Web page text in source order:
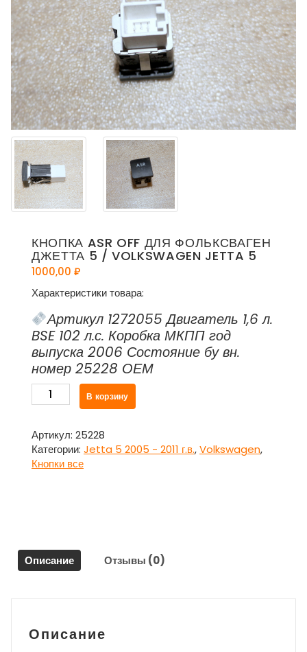
КНОПКА ASR OFF ДЛЯ ФОЛЬКСВАГЕН
ДЖЕТТА 5 / VOLKSWAGEN JETTA 5
1000,00 ₽
Характеристики товара:
Артикул 1272055 Двигатель 1,6 л.
BSE 102 л.с. Коробка МКПП год
выпуска 2006 Состояние бу вн.
номер 25228 ОЕМ
Количество
товара
ASR
OFF
для
Jetta
5
В корзину
Артикул: 25228
Категории: Jetta 5 2005 - 2011 г.в.,Volkswagen,
Кнопки все
Описание Отзывы (0)
Описание